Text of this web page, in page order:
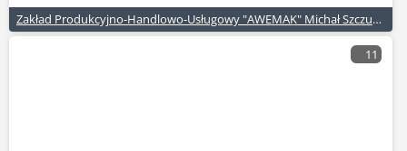
Zakład Produkcyjno-Handlowo-Usługowy "AWEMAK" Michał Szczuraszek
11